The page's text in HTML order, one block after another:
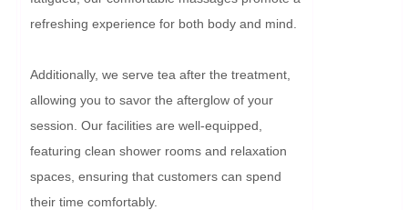
refreshing experience for both body and mind.
Additionally, we serve tea after the treatment,
allowing you to savor the afterglow of your
session. Our facilities are well-equipped,
featuring clean shower rooms and relaxation
spaces, ensuring that customers can spend
their time comfortably.